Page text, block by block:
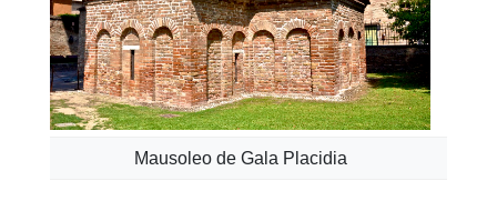
Mausoleo de Gala Placidia